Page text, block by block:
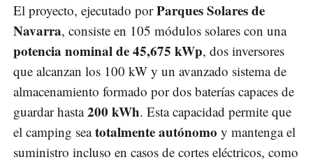
El proyecto, ejecutado porParques Solares de
Navarra, consiste en 105 módulos solares con una
potencia nominal de 45,675 kWp, dos inversores
que alcanzan los 100 kW y un avanzado sistema de
almacenamiento formado por dos baterías capaces de
guardar hasta200 kWh. Esta capacidad permite que
el camping seatotalmente autónomo y mantenga el
suministro incluso en casos de cortes eléctricos, como